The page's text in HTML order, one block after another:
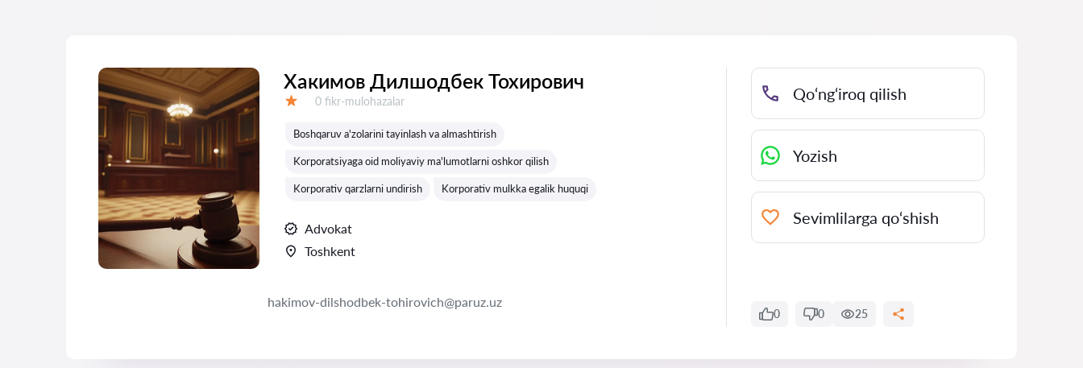
Хакимов Дилшодбек Тохирович
Fikrlar:
0 fikr-mulohazalar
Boshqaruv a'zolarini tayinlash va almashtirish
Korporatsiyaga oid moliyaviy ma'lumotlarni oshkor qilish
Korporativ qarzlarni undirish Korporativ mulkka egalik huquqi
Advokat
Toshkent
hakimov-dilshodbek-tohirovich@paruz.uz
Qo‘ng‘iroq qilish
Yozish
Sevimlilarga qo‘shish
0 0 25